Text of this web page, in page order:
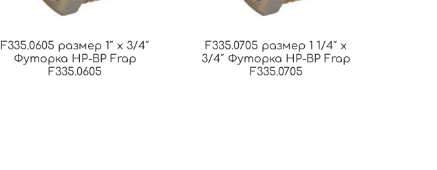
F335.0605 размер 1″ x 3/4″
Футорка НР-ВР Frap
F335.0605
F335.0705 размер 1 1/4″ x
3/4″ Футорка НР-ВР Frap
F335.0705